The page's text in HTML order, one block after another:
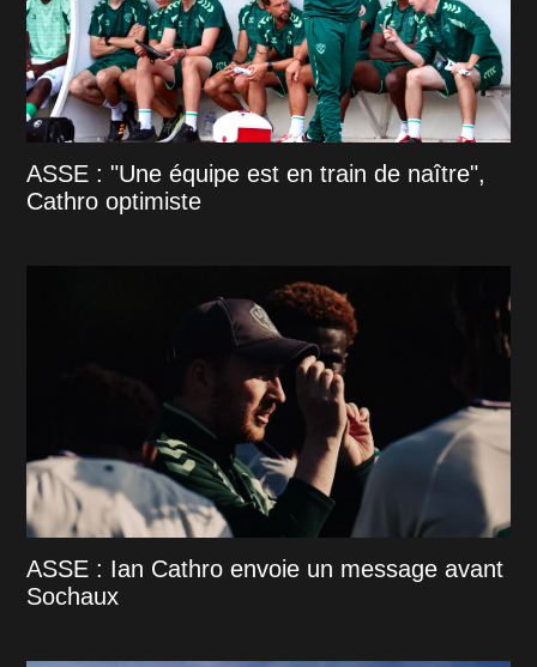
ASSE : "Une équipe est en train de naître",
Cathro optimiste
ASSE : Ian Cathro envoie un message avant
Sochaux